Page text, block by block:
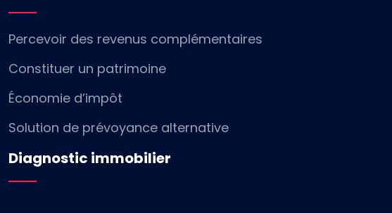
Percevoir des revenus complémentaires
Constituer un patrimoine
Économie d’impôt
Solution de prévoyance alternative
Diagnostic immobilier